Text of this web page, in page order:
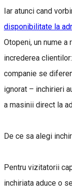
Iar atunci cand
disponibilitate la
Otopeni, un nume
increderea
companie se
ignorat – inchirieri
a masinii direct la
De ce sa alegi
Pentru vizitatorii
inchiriata aduce o